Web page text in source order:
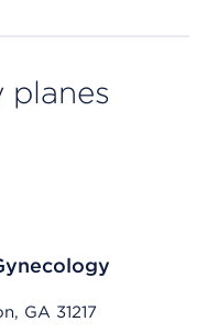
planes
GA 31217